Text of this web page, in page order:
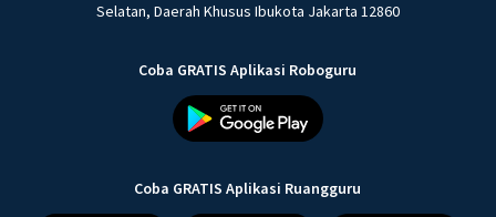
Selatan, Daerah Khusus Ibukota Jakarta 12860
Coba GRATIS Aplikasi Roboguru
Coba GRATIS Aplikasi Ruangguru